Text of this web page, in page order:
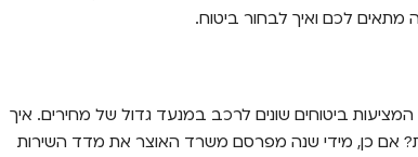
מתאים לכם ואיך לבחור ביטוח.
ביטוחים שונים לרכב במנעד גדול של מחירים. איך
אם כן, מידי שנה מפרסם משרד האוצר את מדד השירות